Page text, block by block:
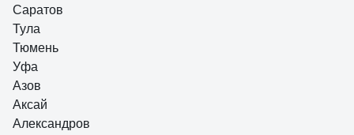
Саратов
Тула
Тюмень
Уфа
Азов
Аксай
Александров